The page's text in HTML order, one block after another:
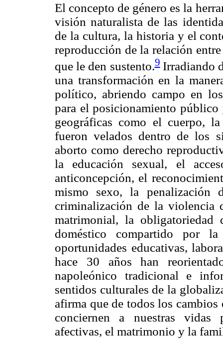
El concepto de género es la
visión naturalista de las
de la cultura, la historia y el
reproducción de la relación
que le den sustento.9 Irradiando
una transformación en la
político, abriendo campo en
para el posicionamiento
geográficas como el cuerpo,
fueron velados dentro de los
aborto como derecho
la educación sexual, el
anticoncepción, el
mismo sexo, la penalización
criminalización de la violencia
matrimonial, la obligatoriedad
doméstico compartido por
oportunidades educativas,
hace 30 años han
napoleónico tradicional e
sentidos culturales de la
afirma que de todos los
conciernen a nuestras vidas
afectivas, el matrimonio y la